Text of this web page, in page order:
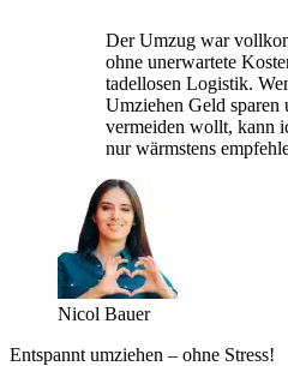
Der Umzug war
ohne unerwartete
tadellosen Logistik.
Umziehen Geld sparen
vermeiden wollt, kann
nur wärmstens
Nicol Bauer
Entspannt umziehen – ohne Stress!